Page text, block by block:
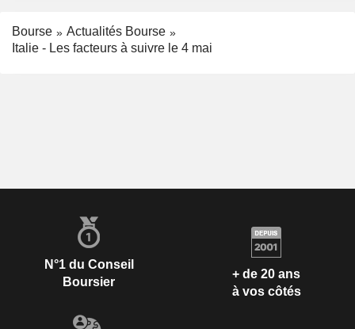
Bourse
Actualités Bourse
Italie - Les facteurs à suivre le 4 mai
N°1 du Conseil
Boursier
+ de 20 ans
à vos côtés